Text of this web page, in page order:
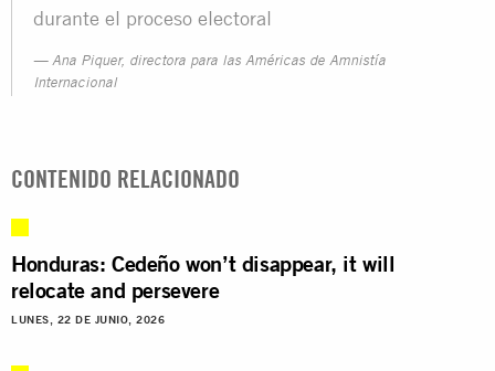
durante el proceso electoral
Ana Piquer, directora para las Américas de Amnistía
Internacional
CONTENIDO RELACIONADO
Honduras: Cedeño won’t disappear, it will
relocate and persevere
LUNES, 22 DE JUNIO, 2026